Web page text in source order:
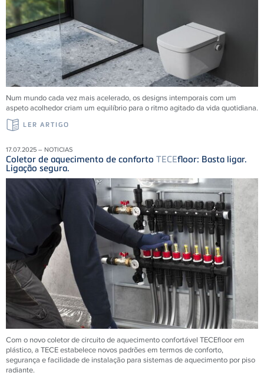
Num mundo cada vez mais acelerado, os designs intemporais com um
aspeto acolhedor criam um equilíbrio para o ritmo agitado da vida quotidiana.
LER ARTIGO
17.07.2025 – NOTICIAS
Coletor de aquecimento de conforto TECEfloor: Basta ligar.
Ligação segura.
Com o novo coletor de circuito de aquecimento confortável TECEfloor em
plástico, a TECEestabelece novos padrões em termos de conforto,
segurança e facilidade de instalação para sistemas de aquecimento por piso
radiante.